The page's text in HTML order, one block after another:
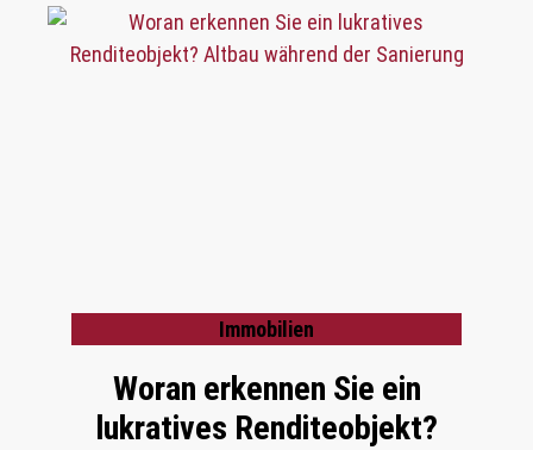
Immobilien
Woran erkennen Sie ein
lukratives Renditeobjekt?